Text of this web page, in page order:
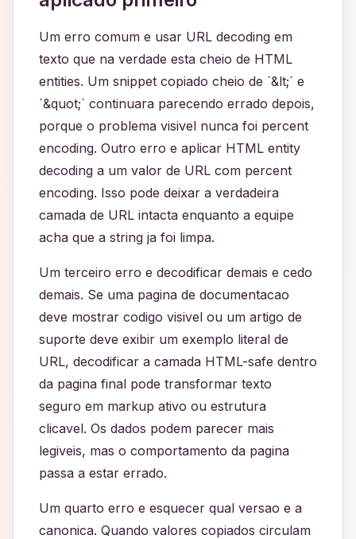
Um erro comum e usar URL decoding em
texto que na verdade esta cheio de HTML
entities. Um snippet copiado cheio de `&lt;` e
`&quot;` continuara parecendo errado depois,
porque o problema visivel nunca foi percent
encoding. Outro erro e aplicar HTML entity
decoding a um valor de URL com percent
encoding. Isso pode deixar a verdadeira
camada de URL intacta enquanto a equipe
acha que a string ja foi limpa.
Um terceiro erro e decodificar demais e cedo
demais. Se uma pagina de documentacao
deve mostrar codigo visivel ou um artigo de
suporte deve exibir um exemplo literal de
URL, decodificar a camada HTML-safe dentro
da pagina final pode transformar texto
seguro em markup ativo ou estrutura
clicavel. Os dados podem parecer mais
legiveis, mas o comportamento da pagina
passa a estar errado.
Um quarto erro e esquecer qual versao e a
canonica. Quando valores copiados circulam